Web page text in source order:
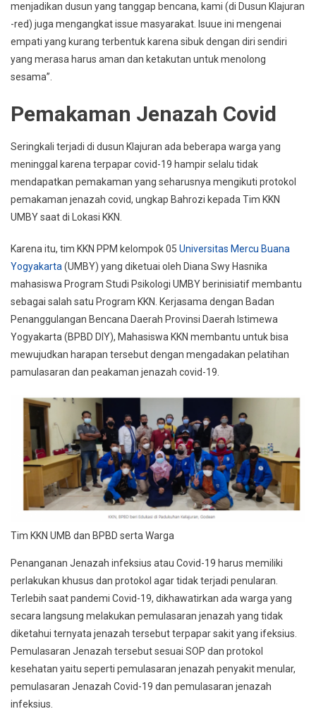
menjadikan dusun yang tanggap bencana, kami (di Dusun Klajuran
-red) juga mengangkat issue masyarakat. Isuue ini mengenai
empati yang kurang terbentuk karena sibuk dengan diri sendiri
yang merasa harus aman dan ketakutan untuk menolong
sesama”.
Pemakaman Jenazah Covid
Seringkali terjadi di dusun Klajuran ada beberapa warga yang
meninggal karena terpapar covid-19 hampir selalu tidak
mendapatkan pemakaman yang seharusnya mengikuti protokol
pemakaman jenazah covid, ungkap Bahrozi kepada Tim KKN
UMBY saat di Lokasi KKN.
Karena itu, tim KKN PPM kelompok 05 Universitas Mercu Buana
Yogyakarta (UMBY) yang diketuai oleh Diana Swy Hasnika
mahasiswa Program Studi Psikologi UMBY berinisiatif membantu
sebagai salah satu Program KKN. Kerjasama dengan Badan
Penanggulangan Bencana Daerah Provinsi Daerah Istimewa
Yogyakarta (BPBD DIY), Mahasiswa KKN membantu untuk bisa
mewujudkan harapan tersebut dengan mengadakan pelatihan
pamulasaran dan peakaman jenazah covid-19.
Tim KKN UMB dan BPBD serta Warga
Penanganan Jenazah infeksius atau Covid-19 harus memiliki
perlakukan khusus dan protokol agar tidak terjadi penularan.
Terlebih saat pandemi Covid-19, dikhawatirkan ada warga yang
secara langsung melakukan pemulasaran jenazah yang tidak
diketahui ternyata jenazah tersebut terpapar sakit yang ifeksius.
Pemulasaran Jenazah tersebut sesuai SOP dan protokol
kesehatan yaitu seperti pemulasaran jenazah penyakit menular,
pemulasaran Jenazah Covid-19 dan pemulasaran jenazah
infeksius.